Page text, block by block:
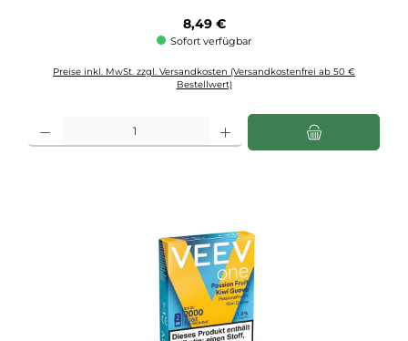
Regulärer Preis:
8,49 €
Sofort verfügbar
Preise inkl. MwSt. zzgl. Versandkosten (Versandkostenfrei ab 50 €
Bestellwert)
Produkt Anzahl: Gib den gewünschten Wert ein oder benutze die Schaltflächen